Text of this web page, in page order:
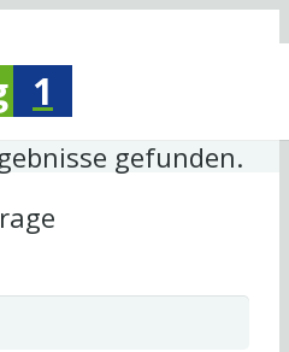
1
gefunden.